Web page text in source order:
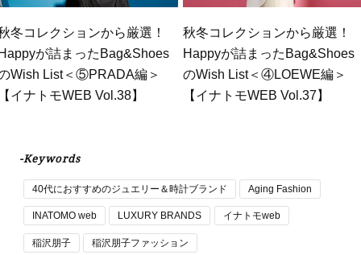
冬コレクションから厳選！
が詰まったBag&Shoes
Wish List＜⑤PRADA編＞
イナトモWEB Vol.38】
秋冬コレクションから厳選！
Happyが詰まったBag&Shoes
のWish List＜④LOEWE編＞
【イナトモWEB Vol.37】
-Keywords
40代におすすめのジュエリー＆時計ブランド Aging Fashion
INATOMO web LUXURY BRANDS イナトモweb
稲沢朋子 稲沢朋子ファッション